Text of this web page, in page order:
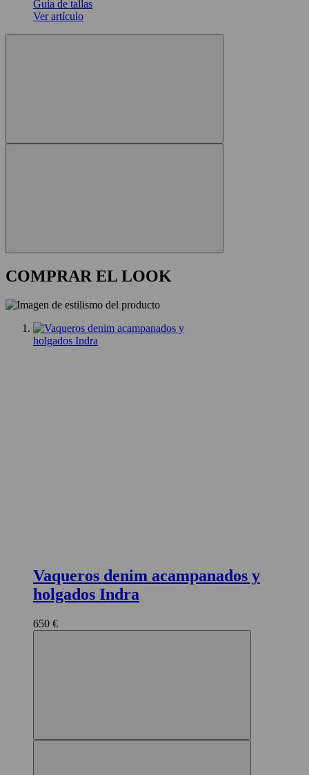
Guía de tallas
Ver artículo
COMPRAR EL LOOK
Vaqueros denim acampanados y
holgados Indra
650 €